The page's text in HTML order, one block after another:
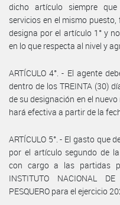
dicho artículo siempre
servicios en el mismo
designa por el artículo 1° y
en lo que respecta al nivel y
ARTÍCULO 4°. - El agente
dentro de los TREINTA (30)
de su designación en el
hará efectiva a partir de la
ARTÍCULO 5°. - El gasto que
por el artículo segundo de
con cargo a las partidas
INSTITUTO NACIONAL
PESQUERO para el ejercicio